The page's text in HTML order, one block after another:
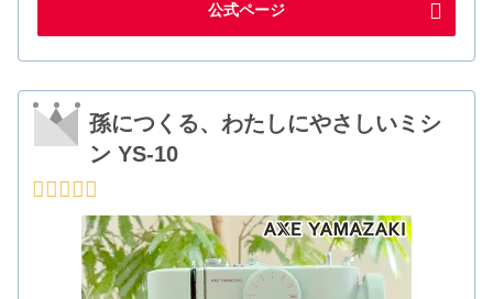
公式ページ
孫につくる、わたしにやさしいミシ
ン YS-10